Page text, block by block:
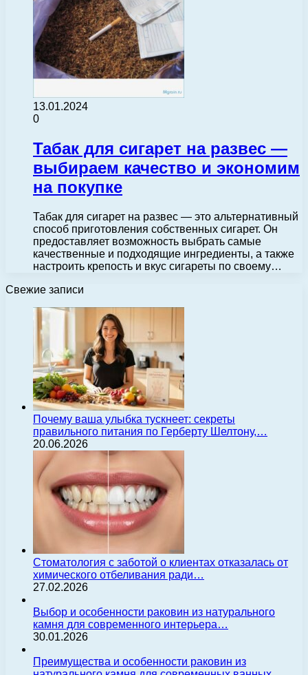
13.01.2024
0
Табак для сигарет на развес —
выбираем качество и экономим
на покупке
Табак для сигарет на развес — это альтернативный
способ приготовления собственных сигарет. Он
предоставляет возможность выбрать самые
качественные и подходящие ингредиенты, а также
настроить крепость и вкус сигареты по своему…
Свежие записи
Почему ваша улыбка тускнеет: секреты
правильного питания по Герберту Шелтону,…
20.06.2026
Стоматология с заботой о клиентах отказалась от
химического отбеливания ради…
27.02.2026
Выбор и особенности раковин из натурального
камня для современного интерьера…
30.01.2026
Преимущества и особенности раковин из